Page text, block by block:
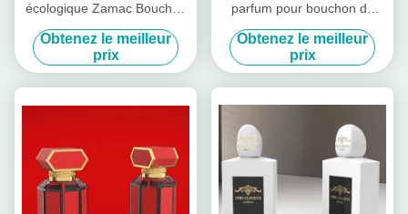
écologique Zamac Bouchon
de parfum pour bouteille de
parfum en verre
Obtenez le meilleur
prix
parfum pour bouchon de
bouteille Service OEM /
ODM disponible
Obtenez le meilleur
prix